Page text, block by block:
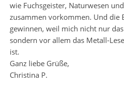
wie Fuchsgeister, Naturwesen
zusammen vorkommen. Und die
gewinnen, weil mich nicht nur
sondern vor allem das Metall-
ist.
Ganz liebe Grüße,
Christina P.